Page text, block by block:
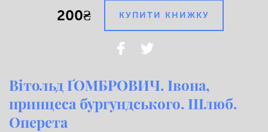
200₴ КУПИТИ КНИЖКУ
Вітольд ҐОМБРОВИЧ. Івона,
принцеса бургундського. Шлюб.
Оперета